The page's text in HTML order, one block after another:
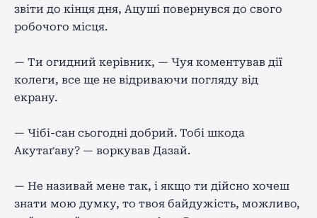
звіти до кінця дня, Ацуші повернувся до свого
робочого місця.
— Ти огидний керівник, — Чуя коментував дії
колеги, все ще не відриваючи погляду від
екрану.
— Чібі-сан сьогодні добрий. Тобі шкода
Акутаґаву? — воркував Дазай.
— Не називай мене так, і якщо ти дійсно хочеш
знати мою думку, то твоя байдужість, можливо,